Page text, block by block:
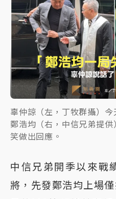
辜仲諒（左，丁牧群攝）
鄭浩均（右，中信兄弟提
笑做出回應。
中信兄弟開季以來戰
將，先發鄭浩均上場